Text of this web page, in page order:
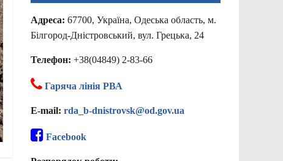
Адреса: 67700, Україна, Одеська область, м.
Білгород-Дністровський, вул. Грецька, 24
Телефон: +38(04849) 2-83-66
Гаряча лінія РВА
E-mail: rda_b-dnistrovsk@od.gov.ua
Facebook